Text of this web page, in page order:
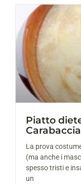
Piatto
La prova
(ma anche i
spesso tristi e
un